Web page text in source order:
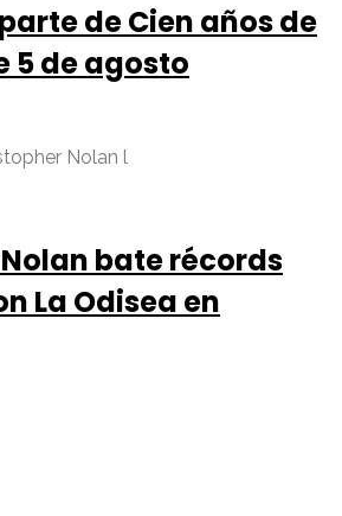
de Cien años de
5 de agosto
bate récords
La Odisea en